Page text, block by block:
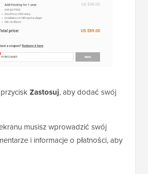
Zastosuj, aby dodać swój
musisz wprowadzić swój
i informacje o płatności, aby